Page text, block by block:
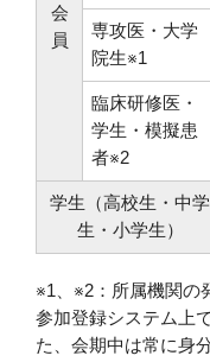
会
員
専攻医・大学
院生※1
臨床研修医・
学生・模擬患
者※2
学生（高校生・中学
生・小学生）
※1、※2：所属機関の
参加登録システム上
た、会期中は常に身